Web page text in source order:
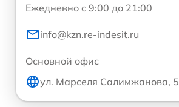
Ежедневно с 9:00 до 21:00
info@kzn.re-indesit.ru
Основной офис
ул. Марселя Салимжанова, 5